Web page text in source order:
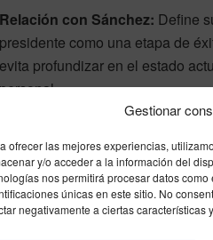
Gestionar
ofrecer las mejores experiencias,
y/o acceder a la información del
nos permitirá procesar datos
únicas en este sitio. No
negativamente a ciertas características
Relación con Sánchez: Define
presidente como una etapa de
evita profundizar en el estado
personal.
¿Un posible regreso?
Aunque actualmente se
actividad privada y su labor
en la primera línea de la